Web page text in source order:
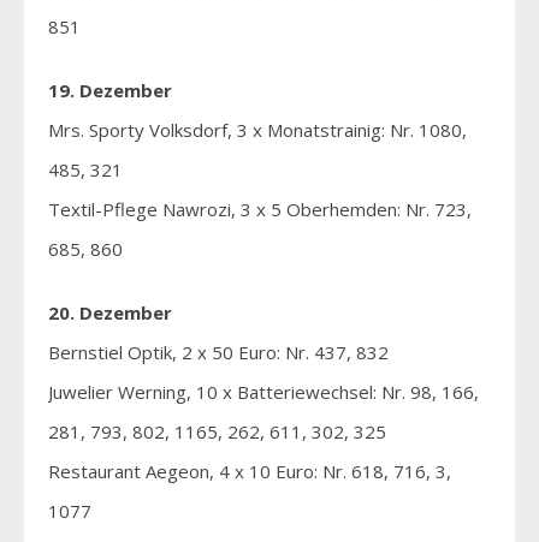
851
19. Dezember
Mrs. Sporty Volksdorf, 3 x Monatstrainig: Nr. 1080,
485, 321
Textil-Pflege Nawrozi, 3 x 5 Oberhemden: Nr. 723,
685, 860
20. Dezember
Bernstiel Optik, 2 x 50 Euro: Nr. 437, 832
Juwelier Werning, 10 x Batteriewechsel: Nr. 98, 166,
281, 793, 802, 1165, 262, 611, 302, 325
Restaurant Aegeon, 4 x 10 Euro: Nr. 618, 716, 3,
1077